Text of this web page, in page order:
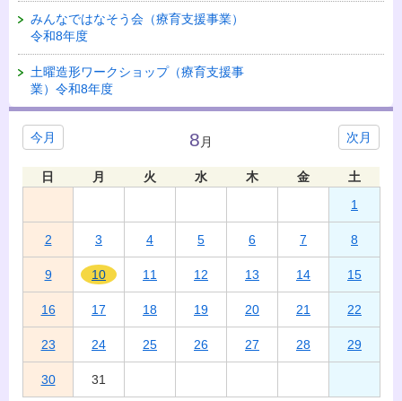
みんなではなそう会（療育支援事業）
令和8年度
土曜造形ワークショップ（療育支援事
業）令和8年度
今月 次月
8 月
日 月 火 水 木 金
土
1
2 3 4 5 6 7 8
9 10 11 12 13 14 15
16 17 18 19 20 21 22
23 24 25 26 27 28 29
30 31